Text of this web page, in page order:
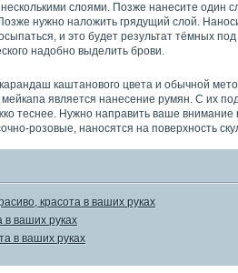
слоями. Позже нанесите один
нужно наложить грядущий слой.
и это будет результат тёмных под
надобно выделить брови.
каштанового цвета и обычной
является нанесение румян. С их
теснее. Нужно направить ваше внимание
розовые, наносятся на поверхность
красота в ваших руках
в ваших руках
в ваших руках